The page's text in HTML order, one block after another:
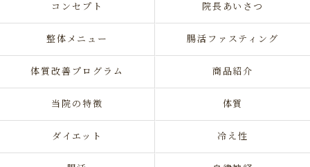
コンセプト 院長あいさつ
整体メニュー 腸活ファスティング
体質改善プログラム 商品紹介
当院の特徴 体質
ダイエット 冷え性